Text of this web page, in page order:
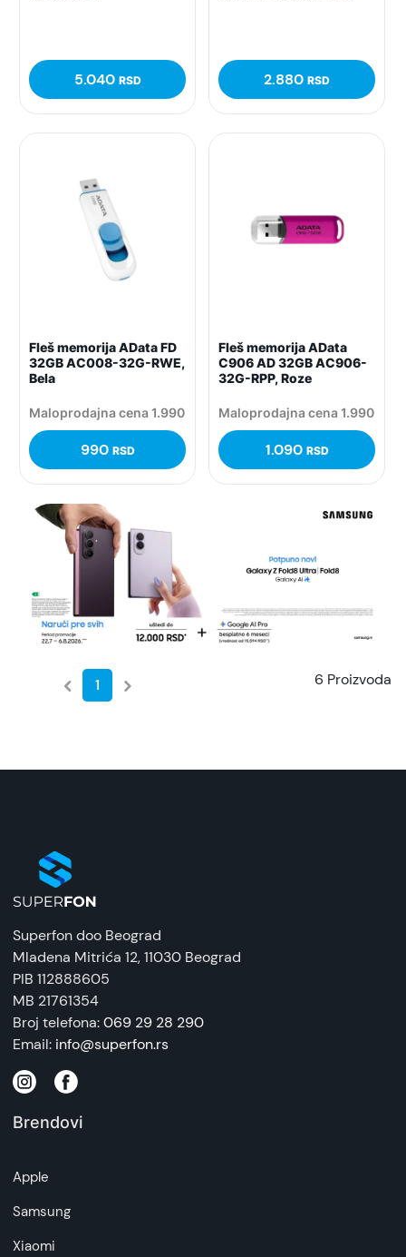
5.040 RSD 2.880 RSD
Fleš memorija AData FD
32GB AC008-32G-RWE,
Bela
Maloprodajna cena 1.990
990 RSD
Fleš memorija AData
C906 AD 32GB AC906-
32G-RPP, Roze
Maloprodajna cena 1.990
1.090 RSD
1 6 Proizvoda
Superfon doo Beograd
Mladena Mitrića 12, 11030 Beograd
PIB 112888605
MB 21761354
Broj telefona:069 29 28 290
Email: info@superfon.rs
Brendovi
Apple
Samsung
Xiaomi